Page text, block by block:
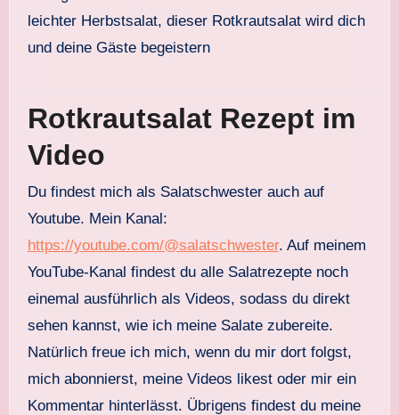
leichter Herbstsalat, dieser Rotkrautsalat wird dich
und deine Gäste begeistern
Rotkrautsalat Rezept im
Video
Du findest mich als Salatschwester auch auf
Youtube. Mein Kanal:
https://youtube.com/@salatschwester. Auf meinem
YouTube-Kanal findest du alle Salatrezepte noch
einemal ausführlich als Videos, sodass du direkt
sehen kannst, wie ich meine Salate zubereite.
Natürlich freue ich mich, wenn du mir dort folgst,
mich abonnierst, meine Videos likest oder mir ein
Kommentar hinterlässt. Übrigens findest du meine